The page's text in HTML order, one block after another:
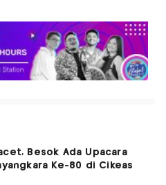
Besok Ada Upacara
Ke-80 di Cikeas